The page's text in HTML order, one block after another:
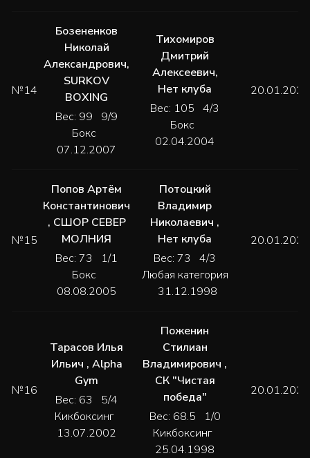
№14
Бозененков
Николай
Александрович,
SURKOV
BOXING
Вес: 99 9/9
Бокс
07.12.2007
Тихомиров
Дмитрий
Алексеевич,
Нет клуба
Вес: 105 4/3
Бокс
02.04.2004
20.01.2024
№15
Попов Артём
Константинович
, СШОР СЕВЕР
МОЛНИЯ
Вес: 73 1/1
Бокс
08.08.2005
Потоцкий
Владимир
Николаевич ,
Нет клуба
Вес: 73 4/3
Любая категория
31.12.1998
20.01.2024
№16
Тарасов Илья
Ильич , Alpha
Gym
Вес: 63 5/4
Кикбоксинг
13.07.2002
Поженин
Стилиан
Владимирович ,
СК "Чистая
победа"
Вес: 68.5 1/0
Кикбоксинг
25.04.1998
20.01.2024